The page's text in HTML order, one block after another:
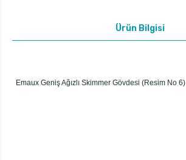
Ürün Bilgisi
Emaux Geniş Ağızlı Skimmer Gövdesi (Resim No 6)